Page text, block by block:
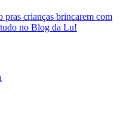
pras crianças brincarem com
no Blog da Lu!